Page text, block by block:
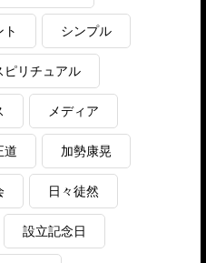
ト シンプル
ピリチュアル
メディア
道 加勢康晃
日々徒然
設立記念日